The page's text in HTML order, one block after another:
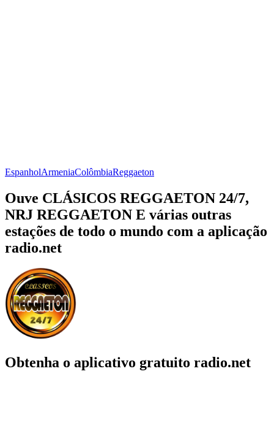
EspanholArmeniaColômbiaReggaeton
Ouve CLÁSICOS REGGAETON 24/7,
NRJ REGGAETON E várias outras
estações de todo o mundo com a aplicação
radio.net
Obtenha o aplicativo gratuito radio.net